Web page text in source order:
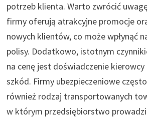
potrzeb klienta. Warto zwrócić
firmy oferują atrakcyjne promocje
nowych klientów, co może wpłynąć
polisy. Dodatkowo, istotnym
na cenę jest doświadczenie
szkód. Firmy ubezpieczeniowe
również rodzaj transportowanych
w którym przedsiębiorstwo prowadzi